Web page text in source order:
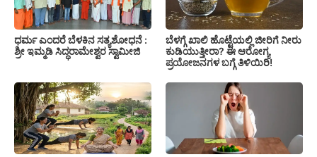
ಧರ್ಮ ಎಂದರೆ ಬೆಳಕಿನ ಸತ್ಯಶೋಧನೆ :
ಶ್ರೀ ಇಮ್ಮಡಿ ಸಿದ್ಧರಾಮೇಶ್ವರ ಸ್ವಾಮೀಜಿ
ಬೆಳಗ್ಗೆ ಖಾಲಿ ಹೊಟ್ಟೆಯಲ್ಲಿ ಜೀರಿಗೆ ನೀರು
ಕುಡಿಯುತ್ತೀರಾ? ಈ ಆರೋಗ್ಯ
ಪ್ರಯೋಜನಗಳ ಬಗ್ಗೆ ತಿಳಿಯಿರಿ!